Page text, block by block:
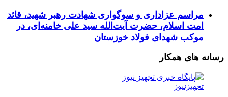
مراسم عزاداری و سوگواری شهادت رهبر شهید، قائد
امت اسلام، حضرت آیت‌الله سید علی خامنه‌ای، در
موکب شهدای فولاد خوزستان
های همکار
تجهیزنیوز